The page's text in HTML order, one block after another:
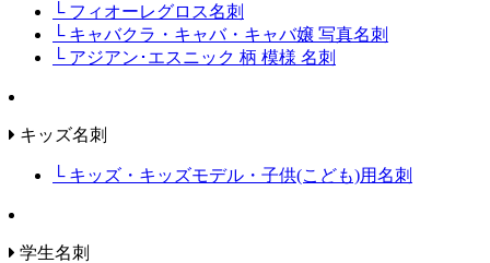
└ フィオーレグロス名刺
└ キャバクラ・キャバ・キャバ嬢 写真名刺
└ アジアン･エスニック 柄 模様 名刺
キッズ名刺
└ キッズ・キッズモデル・子供(こども)用名刺
学生名刺